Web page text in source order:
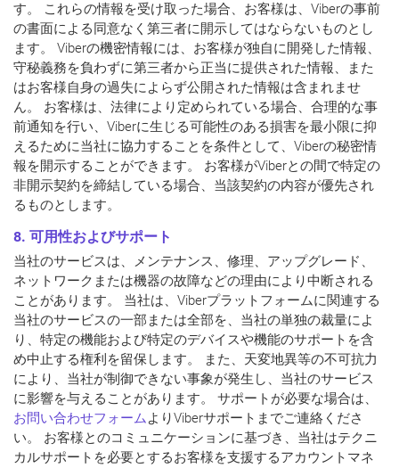
す。 これらの情報を受け取った場合、お客様は、Viberの事前
の書面による同意なく第三者に開示してはならないものとし
ます。 Viberの機密情報には、お客様が独自に開発した情報、
守秘義務を負わずに第三者から正当に提供された情報、また
はお客様自身の過失によらず公開された情報は含まれませ
ん。 お客様は、法律により定められている場合、合理的な事
前通知を行い、Viberに生じる可能性のある損害を最小限に抑
えるために当社に協力することを条件として、Viberの秘密情
報を開示することができます。 お客様がViberとの間で特定の
非開示契約を締結している場合、当該契約の内容が優先され
るものとします。
8. 可用性およびサポート
当社のサービスは、メンテナンス、修理、アップグレード、
ネットワークまたは機器の故障などの理由により中断される
ことがあります。 当社は、Viberプラットフォームに関連する
当社のサービスの一部または全部を、当社の単独の裁量によ
り、特定の機能および特定のデバイスや機能のサポートを含
め中止する権利を留保します。 また、天変地異等の不可抗力
により、当社が制御できない事象が発生し、当社のサービス
に影響を与えることがあります。 サポートが必要な場合は、
お問い合わせフォームよりViberサポートまでご連絡くださ
い。 お客様とのコミュニケーションに基づき、当社はテクニ
カルサポートを必要とするお客様を支援するアカウントマネ